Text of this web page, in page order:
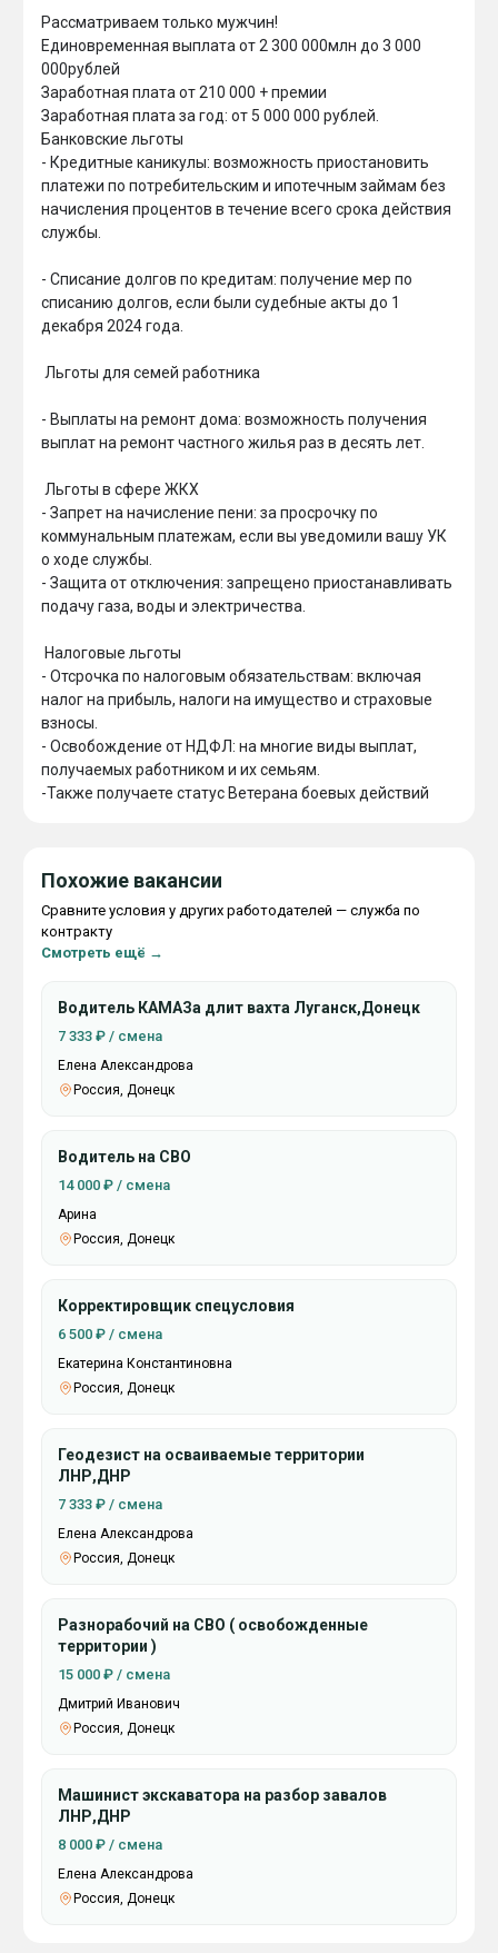
Рассматриваем только мужчин!
Единовременная выплата от 2 300 000млн до 3 000
000рублей
Заработная плата от 210 000 + премии
Заработная плата за год: от 5 000 000 рублей.
Банковские льготы
- Кредитные каникулы: возможность приостановить
платежи по потребительским и ипотечным займам без
начисления процентов в течение всего срока действия
службы.
- Списание долгов по кредитам: получение мер по
списанию долгов, если были судебные акты до 1
декабря 2024 года.
- Выплаты на ремонт дома: возможность получения
выплат на ремонт частного жилья раз в десять лет.
- Запрет на начисление пени: за просрочку по
коммунальным платежам, если вы уведомили вашу УК
о ходе службы.
- Защита от отключения: запрещено приостанавливать
подачу газа, воды и электричества.
- Отсрочка по налоговым обязательствам: включая
налог на прибыль, налоги на имущество и страховые
взносы.
- Освобождение от НДФЛ: на многие виды выплат,
получаемых работником и их семьям.
-Также получаете статус Ветерана боевых действий
Похожие вакансии
Сравните условия у других работодателей — служба по
контракту
Смотреть ещё →
Водитель КАМАЗа длит вахта Луганск,Донецк
7 333 ₽ / смена
Елена Александрова
Россия, Донецк
Водитель на СВО
14 000 ₽ / смена
Арина
Россия, Донецк
Корректировщик спецусловия
6 500 ₽ / смена
Екатерина Константиновна
Россия, Донецк
Геодезист на осваиваемые территории
ЛНР,ДНР
7 333 ₽ / смена
Елена Александрова
Россия, Донецк
Разнорабочий на СВО ( освобожденные
территории )
15 000 ₽ / смена
Дмитрий Иванович
Россия, Донецк
Машинист экскаватора на разбор завалов
ЛНР,ДНР
8 000 ₽ / смена
Елена Александрова
Россия, Донецк